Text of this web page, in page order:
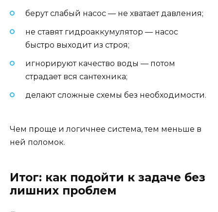
берут слабый насос — не хватает давления;
не ставят гидроаккумулятор — насос
быстро выходит из строя;
игнорируют качество воды — потом
страдает вся сантехника;
делают сложные схемы без необходимости.
Чем проще и логичнее система, тем меньше в
ней поломок.
Итог: как подойти к задаче без
лишних проблем